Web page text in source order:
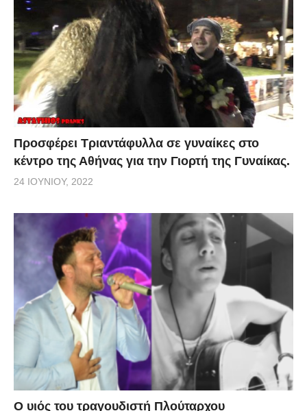
Προσφέρει Τριαντάφυλλα σε γυναίκες στο
κέντρο της Αθήνας για την Γιορτή της Γυναίκας.
24 ΙΟΥΝΊΟΥ, 2022
O υιός του τραγουδιστή Πλούταρχου